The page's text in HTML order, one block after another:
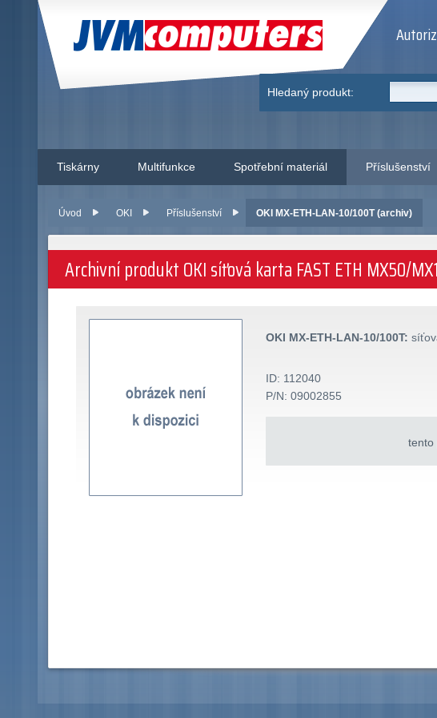
JVM Computers
Hledaný produkt:
Tiskárny Multifunkce Spotřební materiál Příslušenství
Úvod OKI Příslušenství OKI MX-ETH-LAN-10/100T (archiv)
Archivní produkt OKI síťová karta FAST ETH MX50/
OKI MX-ETH-LAN-10/100T:
ID: 112040
P/N: 09002855
tento